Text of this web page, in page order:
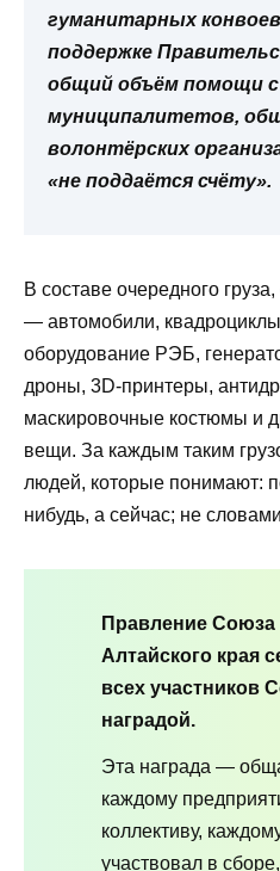
гуманитарных
поддержке
общий объём помощи
муниципалитетов,
волонтёрских
«не поддаётся счёту».
В составе очередного
— автомобили,
оборудование РЭБ,
дроны, 3D-принтеры,
маскировочные костюмы и
вещи. За каждым таким
людей, которые понимают:
нибудь, а сейчас; не
Правление
Алтайского края
всех участников
наградой.
Эта награда —
каждому
коллективу,
участвовал в